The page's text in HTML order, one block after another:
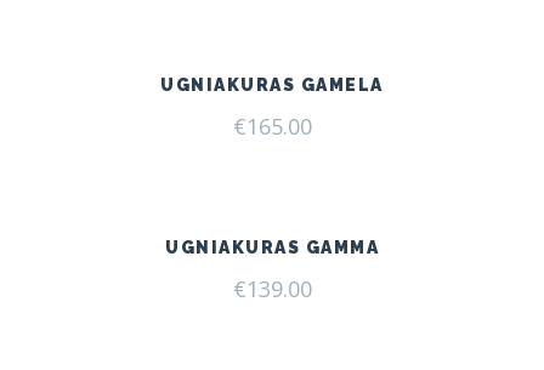
UGNIAKURAS GAMELA
€165.00
UGNIAKURAS GAMMA
€139.00